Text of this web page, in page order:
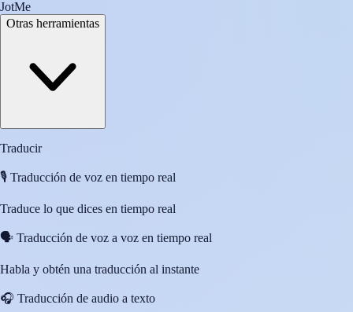
JotMe
Otras herramientas
Traducir
🎙️ Traducción de voz en tiempo real
Traduce lo que dices en tiempo real
🗣️ Traducción de voz a voz en tiempo real
Habla y obtén una traducción al instante
🎧 Traducción de audio a texto